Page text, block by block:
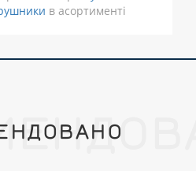
в асортименті